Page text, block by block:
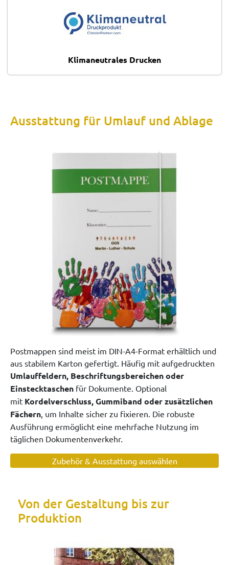
Klimaneutrales Drucken
Ausstattung für Umlauf und Ablage
Postmappen sind meist im DIN-A4-Format erhältlich und
aus stabilem Karton gefertigt. Häufig mit aufgedruckten
Umlauffeldern, Beschriftungsbereichen oder
Einstecktaschen für Dokumente. Optional
mit Kordelverschluss, Gummiband oder zusätzlichen
Fächern , um Inhalte sicher zu fixieren. Die robuste
Ausführung ermöglicht eine mehrfache Nutzung im
täglichen Dokumentenverkehr.
Zubehör & Ausstattung auswählen
Von der Gestaltung bis zur
Produktion